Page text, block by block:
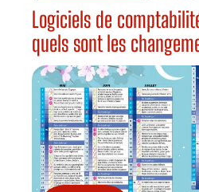
Logiciels de
quels sont les